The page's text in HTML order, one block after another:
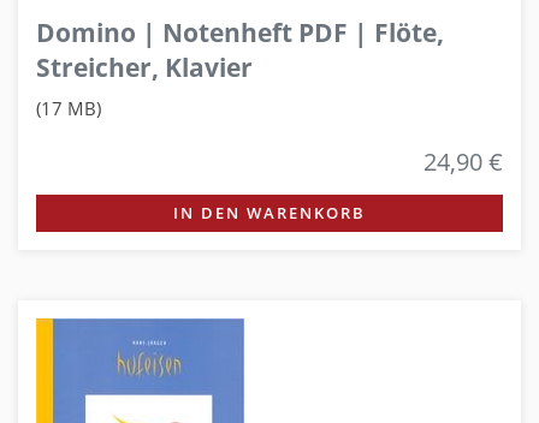
Domino | Notenheft PDF | Flöte,
Streicher, Klavier
(17 MB)
24,90 €
IN DEN WARENKORB